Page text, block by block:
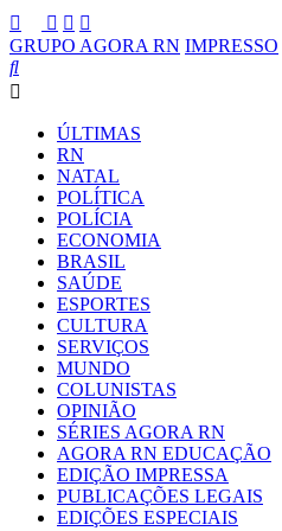
GRUPO AGORA RN IMPRESSO
ÚLTIMAS
RN
NATAL
POLÍTICA
POLÍCIA
ECONOMIA
BRASIL
SAÚDE
ESPORTES
CULTURA
SERVIÇOS
MUNDO
COLUNISTAS
OPINIÃO
SÉRIES AGORA RN
AGORA RN EDUCAÇÃO
EDIÇÃO IMPRESSA
PUBLICAÇÕES LEGAIS
EDIÇÕES ESPECIAIS